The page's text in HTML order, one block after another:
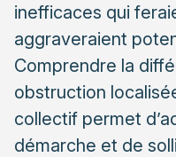
inefficaces qui
aggraveraient
Comprendre la
obstruction
collectif permet
démarche et de